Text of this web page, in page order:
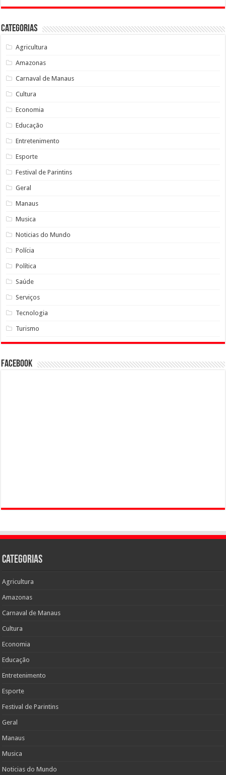
Categorias
Agricultura
Amazonas
Carnaval de Manaus
Cultura
Economia
Educação
Entretenimento
Esporte
Festival de Parintins
Geral
Manaus
Musica
Noticias do Mundo
Polícia
Política
Saúde
Serviços
Tecnologia
Turismo
Facebook
Categorias
Agricultura
Amazonas
Carnaval de Manaus
Cultura
Economia
Educação
Entretenimento
Esporte
Festival de Parintins
Geral
Manaus
Musica
Noticias do Mundo